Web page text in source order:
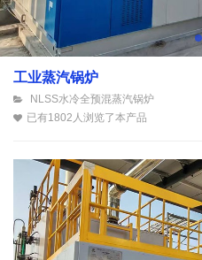
工业蒸汽锅炉
NLSS水冷全预混蒸汽锅炉
已有1802人浏览了本产品